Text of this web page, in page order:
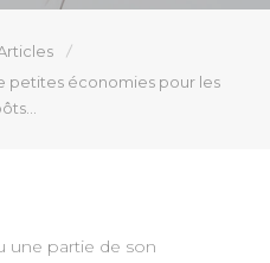
petites économies pour les
une partie de son